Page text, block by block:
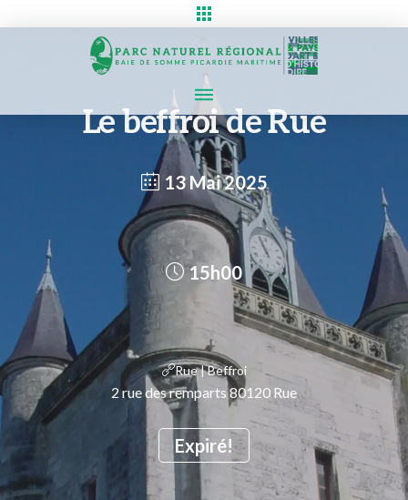
Le beffroi de Rue
13 Mai 2025
Expiré!
15h00
Rue | Beffroi
2 rue des remparts 80120 Rue